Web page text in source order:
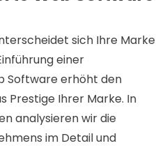
sich Ihre Marke
einer
Software erhöht den
Prestige Ihrer Marke. In
analysieren wir die
im Detail und